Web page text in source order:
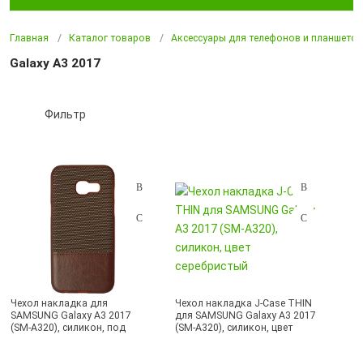
Главная Каталог товаров Аксессуары для телефонов и планшетов
Galaxy A3 2017
Фильтр
Подбор параметров
Розничная цена
Чехол накладка для
SAMSUNG Galaxy A3 2017
(SM-A320), силикон, под
Чехол накладка J-Case THIN
для SAMSUNG Galaxy A3 2017
(SM-A320), силикон, цвет